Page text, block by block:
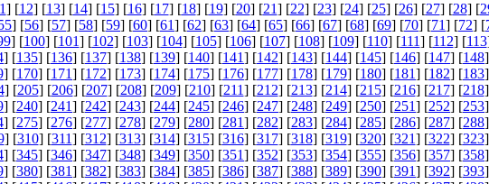
] [12] [13] [14] [15] [16] [17] [18] [19] [20] [21] [22] [23] [24] [25] [26] [27] [28] [
] [56] [57] [58] [59] [60] [61] [62] [63] [64] [65] [66] [67] [68] [69] [70] [71] [72] [
] [100] [101] [102] [103] [104] [105] [106] [107] [108] [109] [110] [111] [112] [113
] [135] [136] [137] [138] [139] [140] [141] [142] [143] [144] [145] [146] [147] [148
] [170] [171] [172] [173] [174] [175] [176] [177] [178] [179] [180] [181] [182] [183
] [205] [206] [207] [208] [209] [210] [211] [212] [213] [214] [215] [216] [217] [218
] [240] [241] [242] [243] [244] [245] [246] [247] [248] [249] [250] [251] [252] [253
] [275] [276] [277] [278] [279] [280] [281] [282] [283] [284] [285] [286] [287] [288
] [310] [311] [312] [313] [314] [315] [316] [317] [318] [319] [320] [321] [322] [323
] [345] [346] [347] [348] [349] [350] [351] [352] [353] [354] [355] [356] [357] [358
] [380] [381] [382] [383] [384] [385] [386] [387] [388] [389] [390] [391] [392] [393